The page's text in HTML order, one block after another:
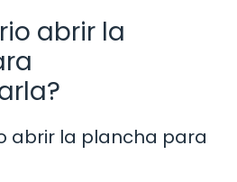
abrir la
abrir la plancha para